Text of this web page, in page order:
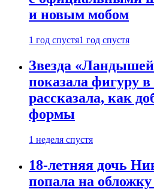
и новым мобом
1 год спустя1 год спустя
Звезда
показала фигуру
рассказала, как
формы
1 неделя спустя
18-летняя дочь
попала на